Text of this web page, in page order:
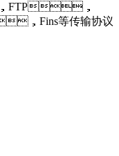
FTP，
，Fins等传输协议